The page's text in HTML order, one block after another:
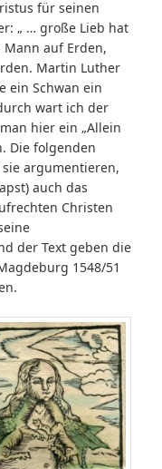
für seinen
„ … große Lieb hat
auf Erden,
Martin Luther
ein Schwan ein
wart ich der
hier ein „Allein
Die folgenden
argumentieren,
auch das
Christen
der Text geben die
1548/51